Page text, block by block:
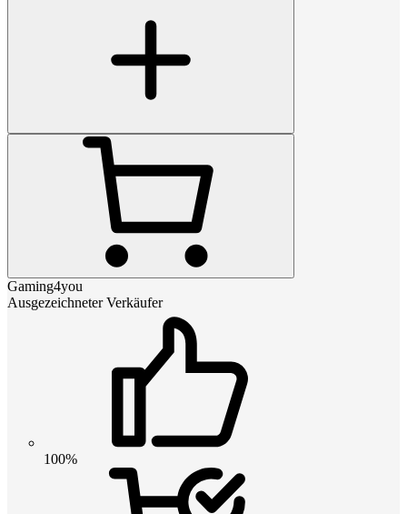
Gaming4you
Ausgezeichneter Verkäufer
100%